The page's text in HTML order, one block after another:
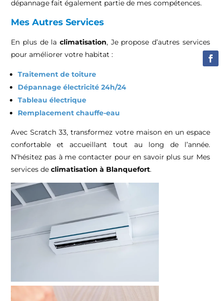
dépannage fait également partie de mes compétences.
Mes Autres Services
En plus de la climatisation, Je propose d’autres services
pour améliorer votre habitat :
Traitement de toiture
Dépannage électricité 24h/24
Tableau électrique
Remplacement chauffe-eau
Avec Scratch 33, transformez votre maison en un espace
confortable et accueillant tout au long de l’année.
N’hésitez pas à me contacter pour en savoir plus sur Mes
services declimatisation à Blanquefort.